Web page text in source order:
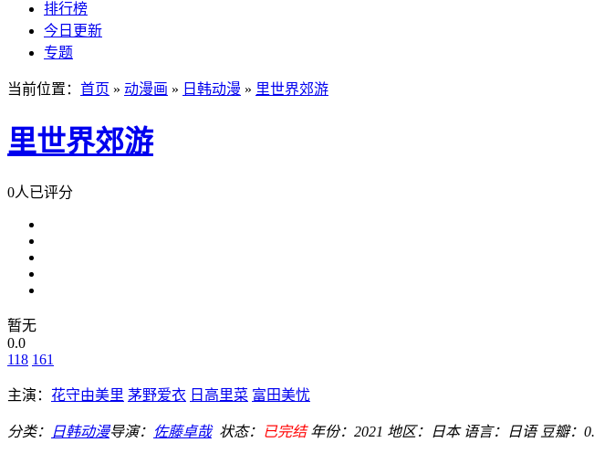
排行榜
今日更新
专题
当前位置： 首页 » 动漫画 » 日韩动漫 » 里世界郊游
里世界郊游
0人已评分
暂无
0.0
118 161
主演： 花守由美里 茅野爱衣 日高里菜 富田美忧
分类： 日韩动漫导演： 佐藤卓哉 状态： 已完结 年份： 2021 地区： 日本 语言： 日语 豆瓣：